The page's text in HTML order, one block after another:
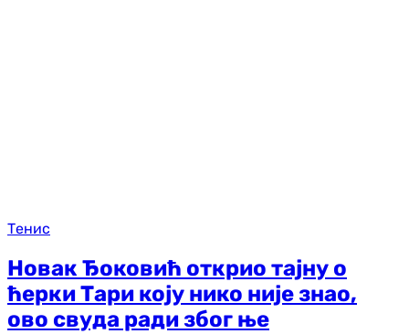
Тенис
Новак Ђоковић открио тајну о
ћерки Тари коју нико није знао,
ово свуда ради због ње